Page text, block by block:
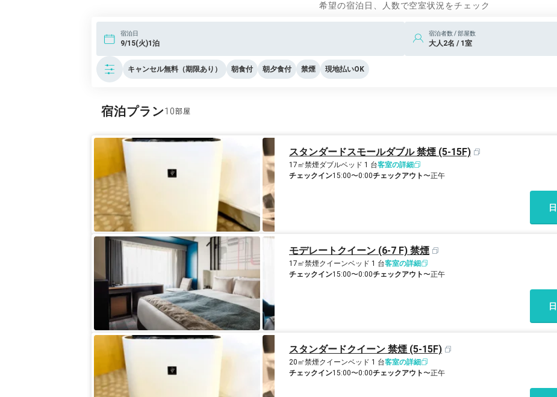
希望の宿泊日、人数で空室状況をチェック
宿泊日
9/15(火)1泊
宿泊者数 / 部屋数
大人2名 / 1室
キャンセル無料（期限あり） 朝食付 朝夕食付 禁煙 現地払いOK
宿泊プラン10
スタンダードスモールダブル 禁煙 (5-15F)
17㎡禁煙ダブルベッド 1 台客室の詳細
チェックイン15:00〜0:00チェックアウト〜正午
モデレートクイーン (6-7 F) 禁煙
17㎡禁煙クイーンベッド 1 台客室の詳細
チェックイン15:00〜0:00チェックアウト〜正午
スタンダードクイーン 禁煙 (5-15F)
20㎡禁煙クイーンベッド 1 台客室の詳細
チェックイン15:00〜0:00チェックアウト〜正午